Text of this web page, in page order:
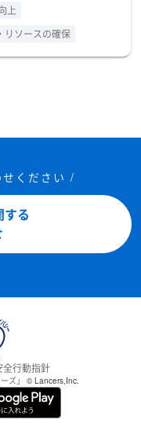
備校
研究
ど）
・自治体
上
リソースの確保
ください /
する
全行動指針
ズ」 © Lancers,Inc.